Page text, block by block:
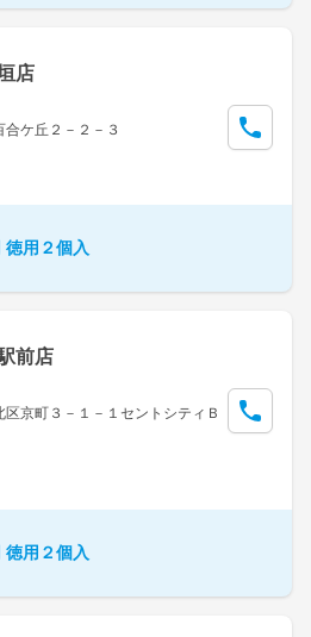
店
ケ丘２－２－３
用２個入
前店
京町３－１－１セントシティＢ
用２個入